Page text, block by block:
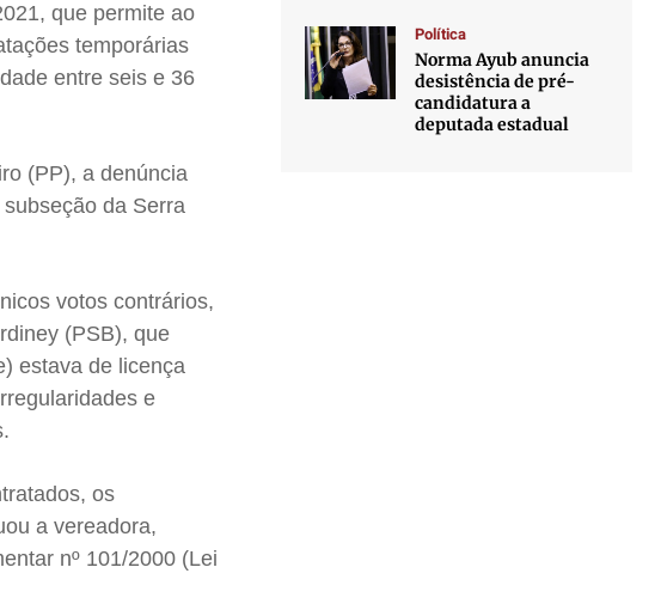
que permite ao
temporárias
entre seis e 36
(PP), a denúncia
da Serra
votos contrários,
(PSB), que
estava de licença
e
os
a vereadora,
nº 101/2000 (Lei
Política
Norma Ayub anuncia
desistência de pré-
candidatura a
deputada estadual